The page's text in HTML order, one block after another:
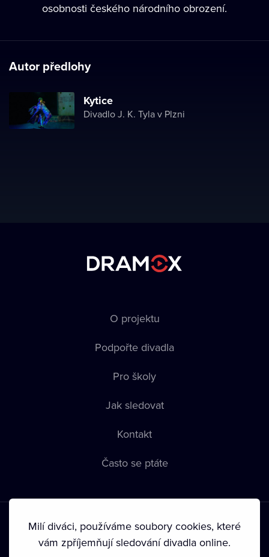
osobnosti českého národního obrození.
Autor předlohy
Kytice
Divadlo J. K. Tyla v Plzni
O projektu
Podpořte divadla
Pro školy
Jak sledovat
Kontakt
Často se ptáte
Milí diváci, používáme soubory cookies, které
vám zpříjemňují sledování divadla online.